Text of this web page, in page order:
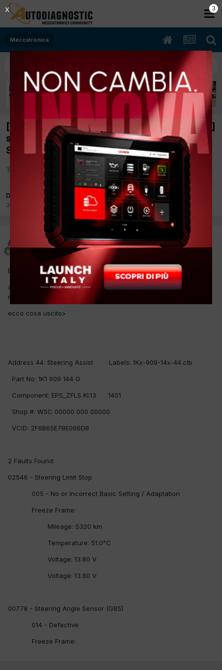
Meccatronica
[seat altea 12/2005 1900cc bkc 77Kw Diesel]
spia gialla servosterzo accesa 02546 -
Steering Limit Stop
Da vybir1
31 Luglio 2015
Meccatronica
vybir1
Inviato 31 Luglio 2015
Buona sera
allora abbiamo cambiato il sensore ma l`errore rimane. la
macchina va con il volante duro... ma va...
ecco cosa uscito>
Address 44: Steering Assist Labels: 1Kx-909-14x-44.clb
Part No: 1K1 909 144 G
Component: EPS_ZFLS Kl.13 1401
Shop #: WSC 00000 000 00000
VCID: 2F6B65E7BE066DB
2 Faults Found:
02546 - Steering Limit Stop
005 - No or Incorrect Basic Setting / Adaptation
Freeze Frame:
Mileage: 5320 km
Temperature: 51.0°C
Voltage: 13.80 V
Voltage: 13.60 V
00778 - Steering Angle Sensor (G85)
014 - Defective
Freeze Frame:
2
X